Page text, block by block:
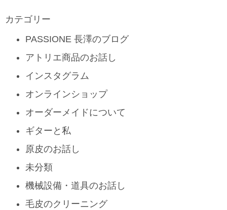
カテゴリー
PASSIONE 長澤のブログ
アトリエ商品のお話し
インスタグラム
オンラインショップ
オーダーメイドについて
ギターと私
原皮のお話し
未分類
機械設備・道具のお話し
毛皮のクリーニング